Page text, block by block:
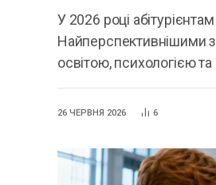
У 2026 році
Найперспективнішими
освітою, психологією
26 ЧЕРВНЯ 2026 6